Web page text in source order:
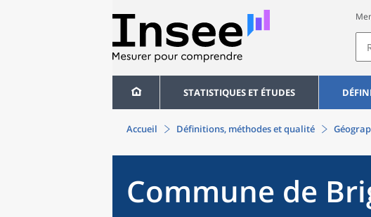
STATISTIQUES ET ÉTUDES
Accueil Définitions, méthodes et qualité
Commune de